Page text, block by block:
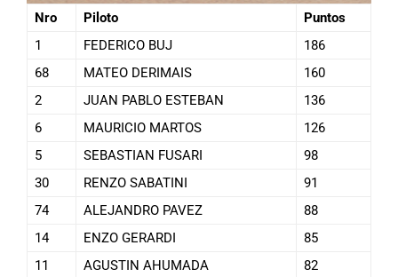
Nro Piloto
Puntos
1
FEDERICO BUJ
186
68
MATEO DERIMAIS
160
2
JUAN PABLO ESTEBAN
136
6
MAURICIO MARTOS
126
5
SEBASTIAN FUSARI
98
30
RENZO SABATINI
91
74
ALEJANDRO PAVEZ
88
14
ENZO GERARDI
85
11
AGUSTIN AHUMADA
82